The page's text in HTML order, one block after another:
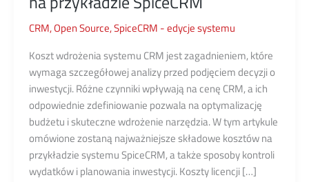
CRM,Open Source,SpiceCRM - edycje systemu
Koszt wdrożenia systemu CRM jest zagadnieniem, które
wymaga szczegółowej analizy przed podjęciem decyzji o
inwestycji. Różne czynniki wpływają na cenę CRM, a ich
odpowiednie zdefiniowanie pozwala na optymalizację
budżetu i skuteczne wdrożenie narzędzia. W tym artykule
omówione zostaną najważniejsze składowe kosztów na
przykładzie systemu SpiceCRM, a także sposoby kontroli
wydatków i planowania inwestycji. Koszty licencji […]